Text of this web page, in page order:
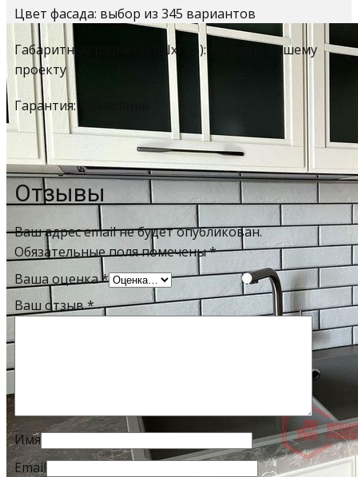
Цвет фасада: выбор из 345 вариантов
Габаритные размеры (ШхГхВ): согласно вашему
проекту
Гарантия: 18 месяцев
Отзывы
Ваш адрес email не будет опубликован.
Обязательные поля помечены*
Ваша оценка*
Ваш отзыв*
Имя
Email